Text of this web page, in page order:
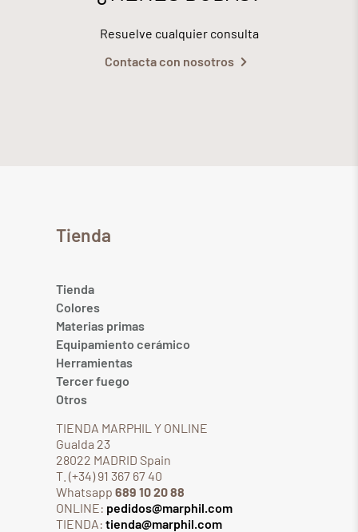
Resuelve cualquier consulta
Contacta con nosotros
Tienda
Tienda
Colores
Materias primas
Equipamiento cerámico
Herramientas
Tercer fuego
Otros
TIENDA MARPHIL Y ONLINE
Gualda 23
28022 MADRID Spain
T. (+34) 91 367 67 40
Whatsapp 689 10 20 88
ONLINE: pedidos@marphil.com
TIENDA: tienda@marphil.com